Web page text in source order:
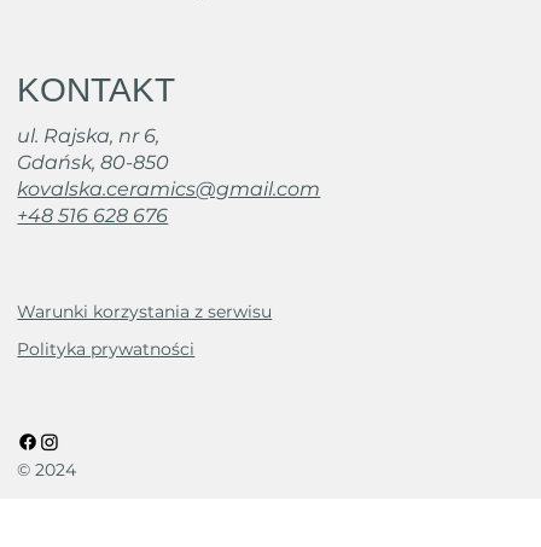
KONTAKT
ul. Rajska, nr 6,
Gdańsk, 80-850
kovalska.ceramics@gmail.com
+48 516 628 676
Warunki korzystania z serwisu
Polityka prywatności
© 2024